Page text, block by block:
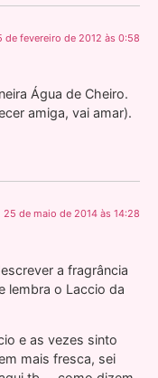
de fevereiro de 2012 às 0:58
Água de Cheiro.
amiga, vai amar).
25 de maio de 2014 às 14:28
a fragrância
lembra o Laccio da
e as vezes sinto
mais fresca, sei